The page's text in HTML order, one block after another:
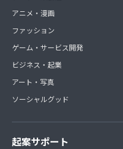
アニメ・漫画
ファッション
ゲーム・サービス開発
ビジネス・起業
アート・写真
ソーシャルグッド
起案サポート